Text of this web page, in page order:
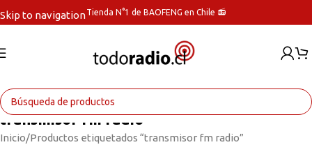
Skip to navigationTienda N°1 de BAOFENG en Chile 📻
transmisor fm radio
Inicio Productos etiquetados “transmisor fm radio”